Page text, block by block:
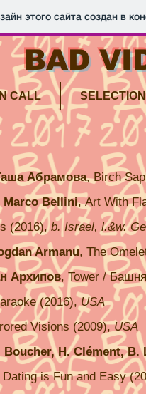
этого сайта создан в
BAD
CALL
Абрамова,Birch
Bellini, Art With
(2016),b. Israel, l.&w.
Armanu, The
Архипов, Tower /
(2016),USA
Visions (2009),USA
Boucher, H. Clément, B.
Dating is Fun and Easy